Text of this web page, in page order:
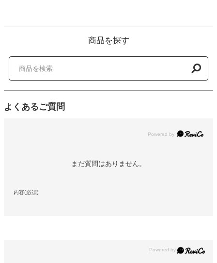
商品を探す
よくあるご質問
Powered by
まだ質問はありません。
内容(必須)